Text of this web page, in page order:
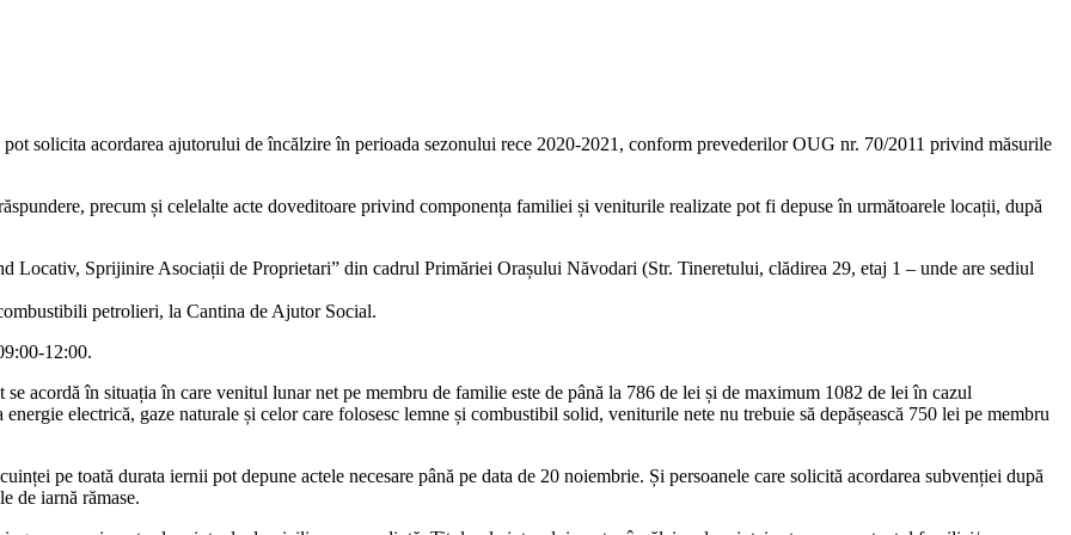
solicita acordarea ajutorului de încălzire în perioada sezonului rece 2020-2021, conform prevederilor OUG nr. 70/2011 privind măsurile
precum și celelalte acte doveditoare privind componența familiei și veniturile realizate pot fi depuse în următoarele locații, după
Locativ, Sprijinire Asociații de Proprietari” din cadrul Primăriei Orașului Năvodari (Str. Tineretului, clădirea 29, etaj 1 – unde are sediul
petrolieri, la Cantina de Ajutor Social.
12:00.
acordă în situația în care venitul lunar net pe membru de familie este de până la 786 de lei și de maximum 1082 de lei în cazul
electrică, gaze naturale și celor care folosesc lemne și combustibil solid, veniturile nete nu trebuie să depășească 750 lei pe membru
pe toată durata iernii pot depune actele necesare până pe data de 20 noiembrie. Și persoanele care solicită acordarea subvenției după
de iarnă rămase.